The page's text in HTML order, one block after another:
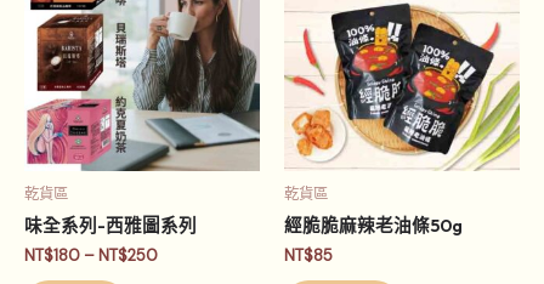
乾貨區
味全系列-西雅圖系列
NT$180 – NT$250
圍：
NT$180
到
NT$250
品
有
多
種
款
式。
在
產
品
乾貨區
經脆脆麻辣老油條50g
NT$85